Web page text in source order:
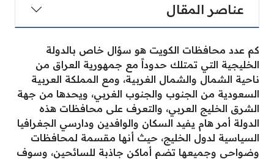
عناصر المقال
كم عدد محافظات الكويت هو سؤال خاص بالدولة
الخليجية التي تمتلك حدوداً مع جمهورية العراق من
ناحية الشمال والشمال الغربية، ومع المملكة العربية
السعودية من الجنوب والجنوب الغربي، ويحدها من جهة
الشرق الخليج العربي، والتعرف على محافظات هذه
الدولة أمر هام يفيد السكان والوافدين ودارسي الجغرافيا
السياسية لدول الخليج، حيث أنها مقسمة لمحافظات
وضواحي وجميعها تضم أماكن جاذبة للسائحين، وسوف